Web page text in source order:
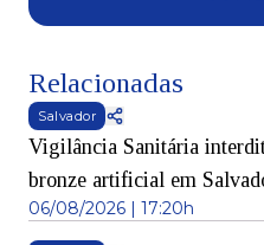
Relacionadas
Salvador
Vigilância Sanitária
bronze artificial em
06/08/2026 | 17:20h